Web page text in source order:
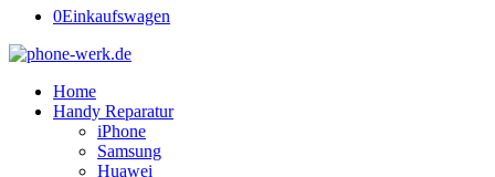
0Einkaufswagen
Home
Handy Reparatur
iPhone
Samsung
Huawei